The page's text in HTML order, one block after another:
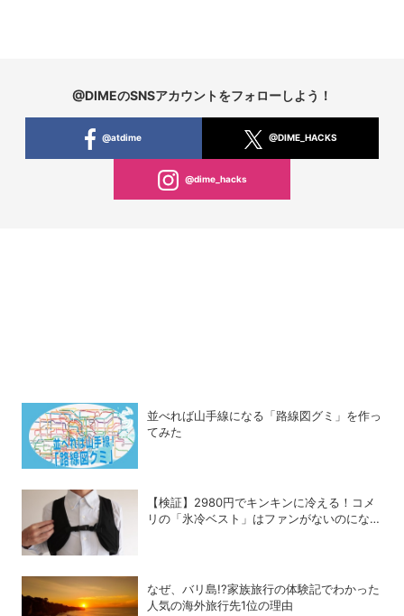
@DIMEのSNSアカウントをフォローしよう！
@atdime @DIME_HACKS
@dime_hacks
並べれば山手線になる「路線図グミ」を作っ
てみた
【検証】2980円でキンキンに冷える！コメ
リの「氷冷ベスト」はファンがないのになぜ
なぜ、バリ島!?家族旅行の体験記でわかった
人気の海外旅行先1位の理由